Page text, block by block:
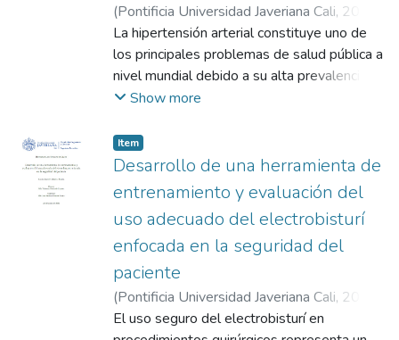
(Pontificia Universidad Javeriana Cali, 2025
Canaval Dicue, Valentina;Marmolejo
Hernández, Natalia;Palacios Duarte, Juan
Esteban;Torres Valencia, Cristian Alejandro
La hipertensión arterial constituye uno de
los principales problemas de salud pública a
nivel mundial debido a su alta prevalencia,
carácter asintomático y estrecha relación
cerebrovasculares. En respuesta a esta
problemática, se desarrolló un sistema
portátil para el monitoreo continuo de la
presión arterial, basado en una técnica
óptica no invasiva, orientado al seguimiento
continuo de la salud cardiovascular. El
proyecto abarcó el procesamiento de
señales fisiológicas, el diseño electrónico
del sistema y la implementación de un
modelo matemático predictivo que permite
Show more
Item
Desarrollo de una herramienta de
entrenamiento y evaluación del
uso adecuado del electrobisturí
enfocada en la seguridad del
paciente
(Pontificia Universidad Javeriana Cali, 2025
Ceballos Rivera, Laura Isabel;Corchuelo
El uso seguro del electrobisturí en